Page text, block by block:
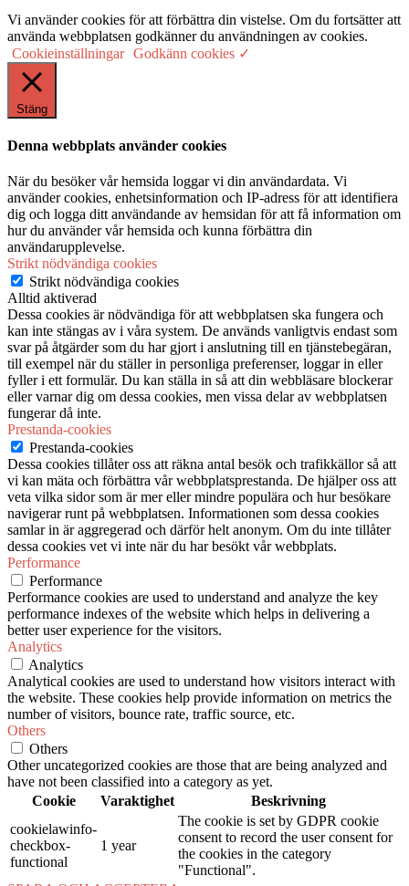
Vi använder cookies för att förbättra din vistelse. Om du fortsätter att
använda webbplatsen godkänner du användningen av cookies.
Cookieinställningar Godkänn cookies ✓
Stäng
Denna webbplats använder cookies
När du besöker vår hemsida loggar vi din användardata. Vi
använder cookies, enhetsinformation och IP-adress för att identifiera
dig och logga ditt användande av hemsidan för att få information om
hur du använder vår hemsida och kunna förbättra din
användarupplevelse.
Strikt nödvändiga cookies
Strikt nödvändiga cookies
Alltid aktiverad
Dessa cookies är nödvändiga för att webbplatsen ska fungera och
kan inte stängas av i våra system. De används vanligtvis endast som
svar på åtgärder som du har gjort i anslutning till en tjänstebegäran,
till exempel när du ställer in personliga preferenser, loggar in eller
fyller i ett formulär. Du kan ställa in så att din webbläsare blockerar
eller varnar dig om dessa cookies, men vissa delar av webbplatsen
fungerar då inte.
Prestanda-cookies
Prestanda-cookies
Dessa cookies tillåter oss att räkna antal besök och trafikkällor så att
vi kan mäta och förbättra vår webbplatsprestanda. De hjälper oss att
veta vilka sidor som är mer eller mindre populära och hur besökare
navigerar runt på webbplatsen. Informationen som dessa cookies
samlar in är aggregerad och därför helt anonym. Om du inte tillåter
dessa cookies vet vi inte när du har besökt vår webbplats.
Performance
Performance
Performance cookies are used to understand and analyze the key
performance indexes of the website which helps in delivering a
better user experience for the visitors.
Analytics
Analytics
Analytical cookies are used to understand how visitors interact with
the website. These cookies help provide information on metrics the
number of visitors, bounce rate, traffic source, etc.
Others
Others
Other uncategorized cookies are those that are being analyzed and
have not been classified into a category as yet.
Cookie
Varaktighet
Beskrivning
cookielawinfo-
checkbox-
functional
1 year
The cookie is set by GDPR cookie
consent to record the user consent for
the cookies in the category
"Functional".